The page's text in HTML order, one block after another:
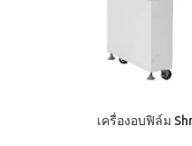
หยิบใส่ตะกร้า
เครื่องอบฟิล์ม